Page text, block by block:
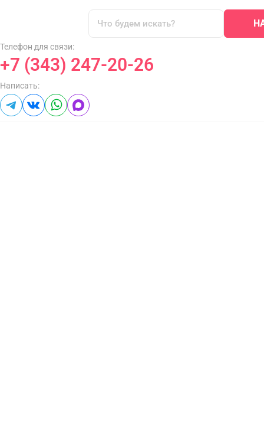
Телефон для связи:
+7 (343) 247-20-26
Написать: